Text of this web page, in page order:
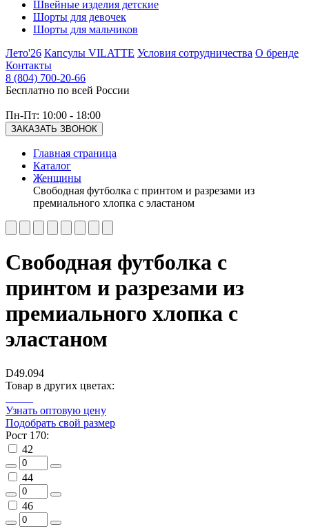
Швейные изделия детские
Шорты для девочек
Шорты для мальчиков
Лето'26 Капсулы VILATTE Условия сотрудничества О бренде
Контакты
8 (804) 700-20-66
Бесплатно по всей России
Пн-Пт: 10:00 - 18:00
ЗАКАЗАТЬ ЗВОНОК
Главная страница
Каталог
Женщины
Свободная футболка с принтом и разрезами из
премиального хлопка с эластаном
Свободная футболка с
принтом и разрезами из
премиального хлопка с
эластаном
D49.094
Товар в других цветах:
Узнать оптовую цену
Подобрать свой размер
Рост 170:
42
44
46